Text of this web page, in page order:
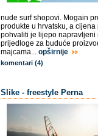
nude surf shopovi. Mogain
produkte u hrvatsku, a
pohvaliti je lijepo napravljeni
prijedloge za buduće
majcama... opširnije
komentari (4)
Slike - freestyle Perna